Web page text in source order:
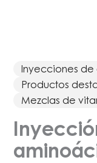
Inyecciones
Productos
Mezclas de